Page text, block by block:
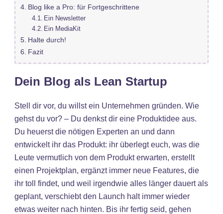
Blog like a Pro: für Fortgeschrittene
Ein Newsletter
Ein MediaKit
Halte durch!
Fazit
Dein Blog als Lean Startup
Stell dir vor, du willst ein Unternehmen gründen. Wie
gehst du vor? – Du denkst dir eine Produktidee aus.
Du heuerst die nötigen Experten an und dann
entwickelt ihr das Produkt: ihr überlegt euch, was die
Leute vermutlich von dem Produkt erwarten, erstellt
einen Projektplan, ergänzt immer neue Features, die
ihr toll findet, und weil irgendwie alles länger dauert als
geplant, verschiebt den Launch halt immer wieder
etwas weiter nach hinten. Bis ihr fertig seid, gehen